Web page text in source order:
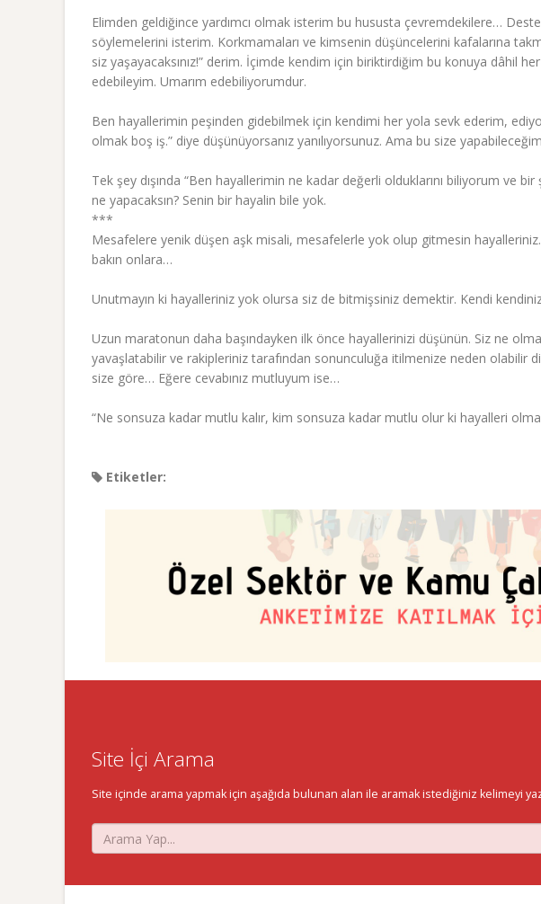
Elimden geldiğince yardımcı olmak isterim bu hususta çevremdekilere…
söylemelerini isterim. Korkmamaları ve kimsenin düşüncelerini kafalarına
siz yaşayacaksınız!” derim. İçimde kendim için biriktirdiğim bu konuya dâhil
edebileyim. Umarım edebiliyorumdur.
Ben hayallerimin peşinden gidebilmek için kendimi her yola sevk ederim,
olmak boş iş.” diye düşünüyorsanız yanılıyorsunuz. Ama bu size
Tek şey dışında “Ben hayallerimin ne kadar değerli olduklarını biliyorum ve
ne yapacaksın? Senin bir hayalin bile yok.
***
Mesafelere yenik düşen aşk misali, mesafelerle yok olup gitmesin
bakın onlara…
Unutmayın ki hayalleriniz yok olursa siz de bitmişsiniz demektir. Kendi
Uzun maratonun daha başındayken ilk önce hayallerinizi düşünün. Siz ne
yavaşlatabilir ve rakipleriniz tarafından sonunculuğa itilmenize neden olabilir
size göre… Eğere cevabınız mutluyum ise…
“Ne sonsuza kadar mutlu kalır, kim sonsuza kadar mutlu olur ki hayalleri
Etiketler:
Site İçi Arama
Site içinde arama yapmak için aşağıda bulunan alan ile aramak istediğiniz kelimeyi